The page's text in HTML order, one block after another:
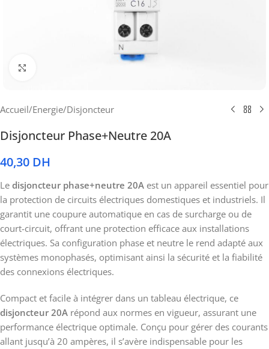
Accueil/Energie/Disjoncteur
Disjoncteur Phase+Neutre 20A
40,30 DH
Le disjoncteur phase+neutre 20A est un appareil essentiel pour
la protection de circuits électriques domestiques et industriels. Il
garantit une coupure automatique en cas de surcharge ou de
court-circuit, offrant une protection efficace aux installations
électriques. Sa configuration phase et neutre le rend adapté aux
systèmes monophasés, optimisant ainsi la sécurité et la fiabilité
des connexions électriques.
Compact et facile à intégrer dans un tableau électrique, ce
disjoncteur 20A répond aux normes en vigueur, assurant une
performance électrique optimale. Conçu pour gérer des courants
allant jusqu’à 20 ampères, il s’avère indispensable pour les